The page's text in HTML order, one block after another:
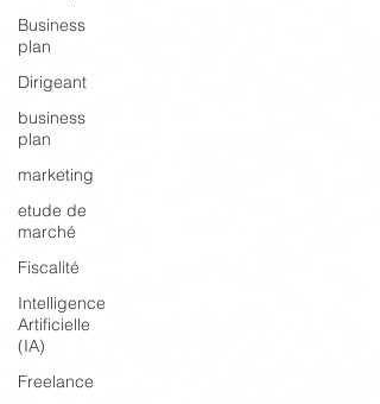
Business
plan
Dirigeant
business
plan
marketing
etude de
marché
Fiscalité
Intelligence
Artificielle
(IA)
Freelance